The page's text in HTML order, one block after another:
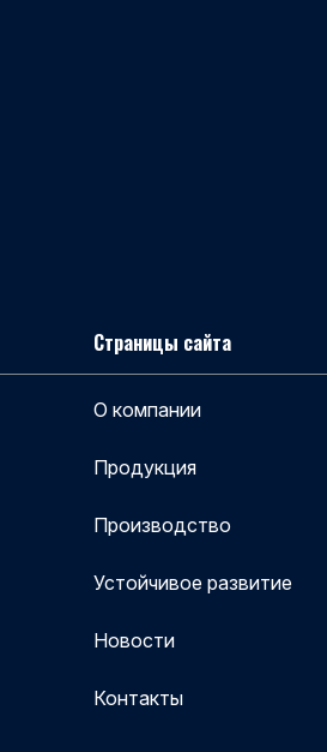
Страницы сайта
О компании
Продукция
Производство
Устойчивое развитие
Новости
Контакты